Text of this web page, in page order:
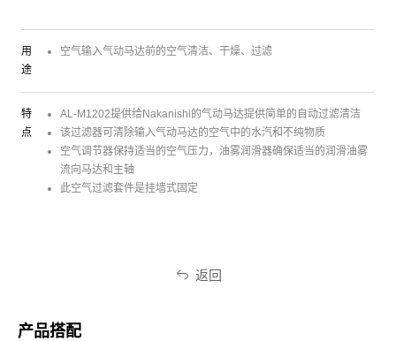
用
途
空气输入气动马达前的空气清洁、干燥、过滤
特
点
AL-M1202提供给Nakanishi的气动马达提供简单的自动过滤清洁
该过滤器可清除输入气动马达的空气中的水汽和不纯物质
空气调节器保持适当的空气压力，油雾润滑器确保适当的润滑油雾
流向马达和主轴
此空气过滤套件是挂墙式固定
返回
产品搭配